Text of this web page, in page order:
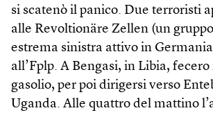
si scatenò il panico. Due terroristi
alle Revoltionäre Zellen (un
estrema sinistra attivo in
all’Fplp. A Bengasi, in Libia,
gasolio, per poi dirigersi verso
Uganda. Alle quattro del mattino